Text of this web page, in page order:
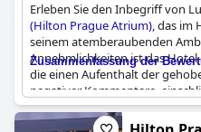
Erleben Sie den Inbegriff von
(Hilton Prague Atrium), das im
seinem atemberaubenden
Annehmlichkeiten ist das Hotel
die einen Aufenthalt der
negativer Kommentare,
hinsichtlich der Sauberkeit
die Gäste insgesamt von der
Zusammenfassung der